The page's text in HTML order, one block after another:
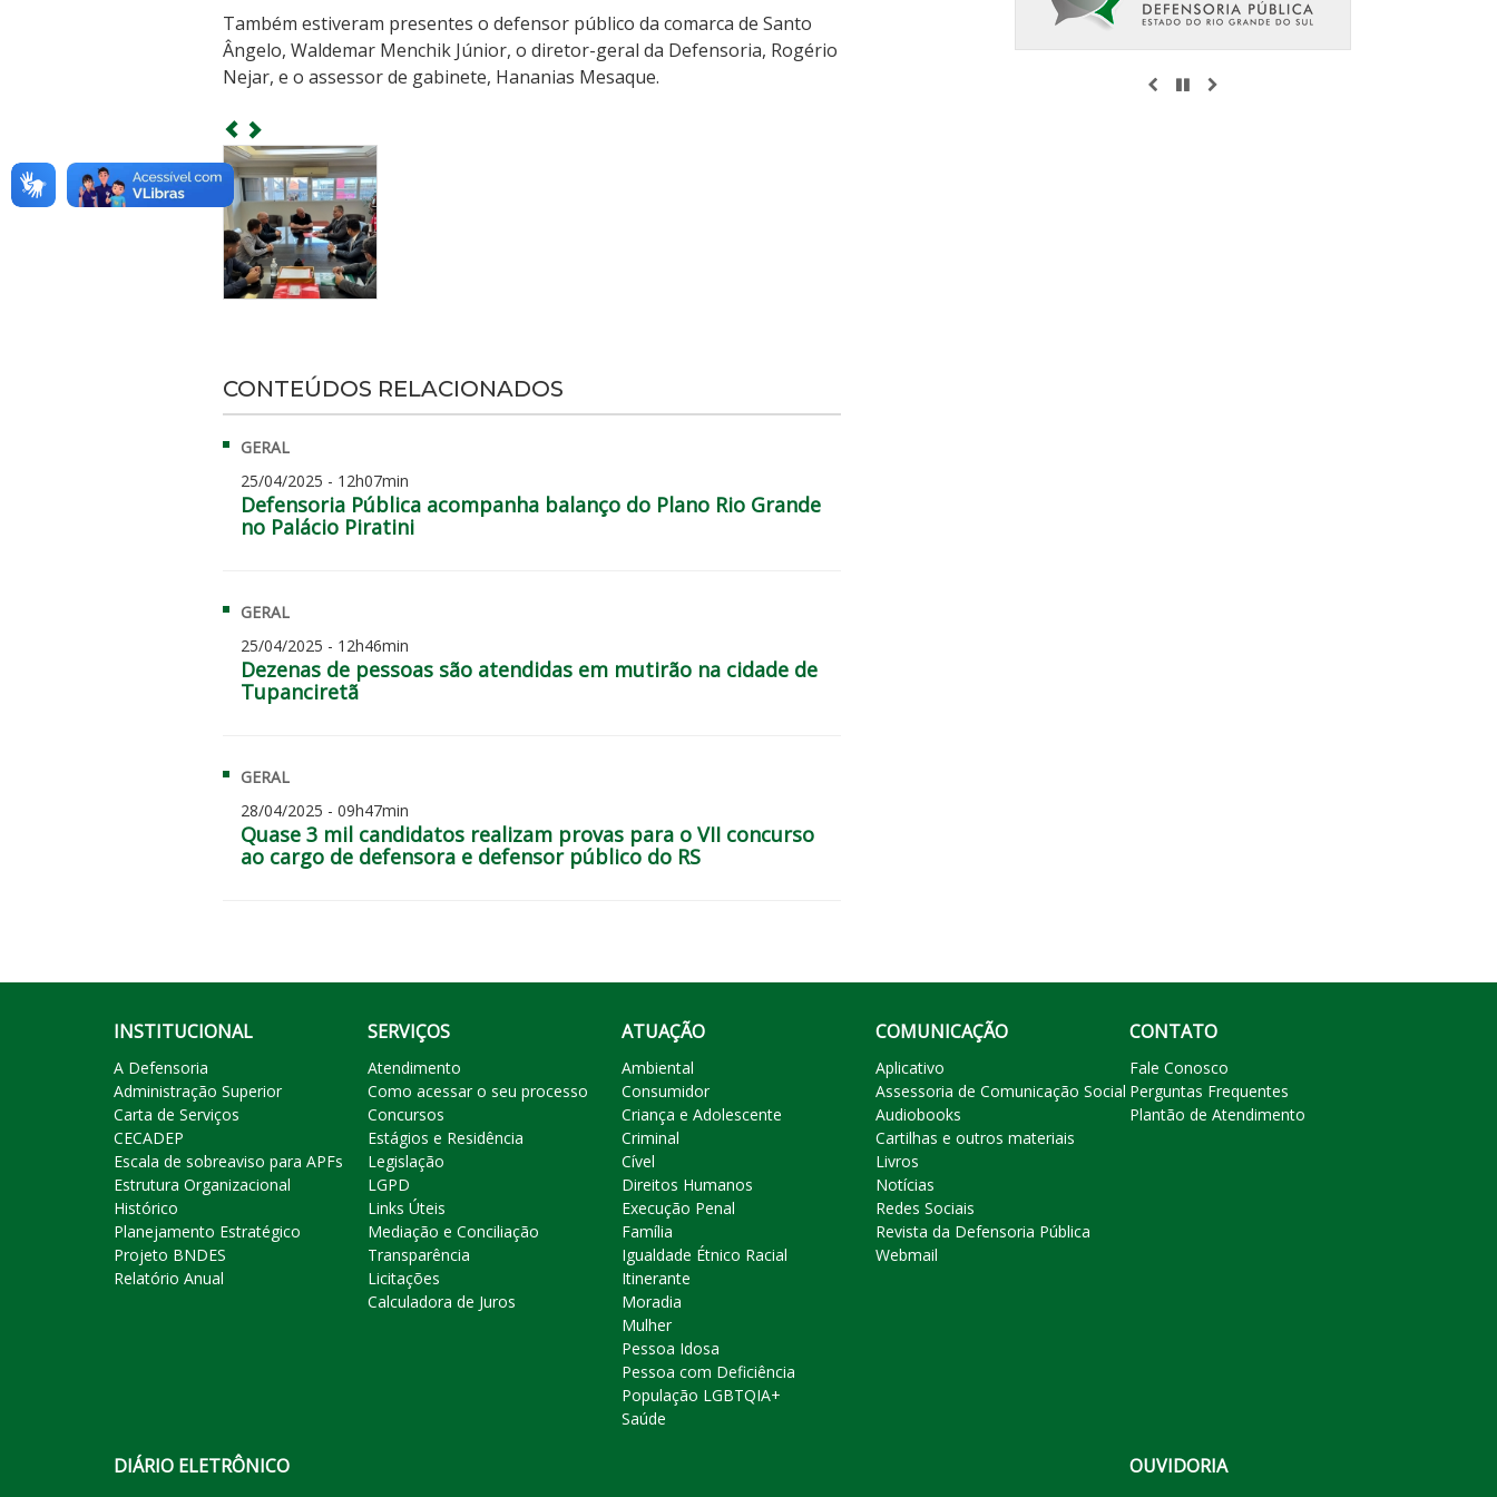
Também estiveram presentes o defensor público da comarca de Santo
Ângelo, Waldemar Menchik Júnior, o diretor-geral da Defensoria, Rogério
Nejar, e o assessor de gabinete, Hananias Mesaque.
CONTEÚDOS RELACIONADOS
GERAL
25/04/2025 - 12h07min
Defensoria Pública acompanha balanço do Plano Rio Grande
no Palácio Piratini
GERAL
25/04/2025 - 12h46min
Dezenas de pessoas são atendidas em mutirão na cidade de
Tupanciretã
GERAL
28/04/2025 - 09h47min
Quase 3 mil candidatos realizam provas para o VII concurso
ao cargo de defensora e defensor público do RS
ANTERIOR
PAUSAR
INSTITUCIONAL
A Defensoria
Administração Superior
Carta de Serviços
CECADEP
Escala de sobreaviso para APFs
Estrutura Organizacional
Histórico
Planejamento Estratégico
Projeto BNDES
Relatório Anual
SERVIÇOS
Atendimento
Como acessar o seu processo
Concursos
Estágios e Residência
Legislação
LGPD
Links Úteis
Mediação e Conciliação
Transparência
Licitações
Calculadora de Juros
ATUAÇÃO
Ambiental
Consumidor
Criança e Adolescente
Criminal
Cível
Direitos Humanos
Execução Penal
Família
Igualdade Étnico Racial
Itinerante
Moradia
Mulher
Pessoa Idosa
Pessoa com Deficiência
População LGBTQIA+
Saúde
COMUNICAÇÃO
Aplicativo
Assessoria de Comunicação Social
Audiobooks
Cartilhas e outros materiais
Livros
Notícias
Redes Sociais
Revista da Defensoria Pública
Webmail
CONTATO
Fale Conosco
Perguntas Frequentes
Plantão de Atendimento
DIÁRIO ELETRÔNICO OUVIDORIA